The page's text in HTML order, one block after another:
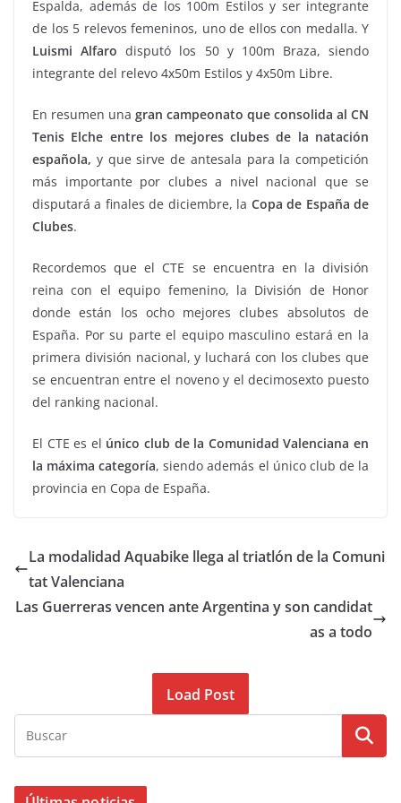
Espalda, además de los 100m Estilos y ser integrante
de los 5 relevos femeninos, uno de ellos con medalla. Y
Luismi Alfaro disputó los 50 y 100m Braza, siendo
integrante del relevo 4x50m Estilos y 4x50m Libre.
En resumen una gran campeonato que consolida al CN
Tenis Elche entre los mejores clubes de la natación
española, y que sirve de antesala para la competición
más importante por clubes a nivel nacional que se
disputará a finales de diciembre, la Copa de España de
Clubes.
Recordemos que el CTE se encuentra en la división
reina con el equipo femenino, la División de Honor
donde están los ocho mejores clubes absolutos de
España. Por su parte el equipo masculino estará en la
primera división nacional, y luchará con los clubes que
se encuentran entre el noveno y el decimosexto puesto
del ranking nacional.
El CTE es el único club de la Comunidad Valenciana en
la máxima categoría, siendo además el único club de la
provincia en Copa de España.
La modalidad Aquabike llega al triatlón de la Comuni
tat Valenciana
Las Guerreras vencen ante Argentina y son candidat
as a todo
Load Post